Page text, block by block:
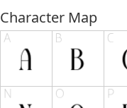
Character Map